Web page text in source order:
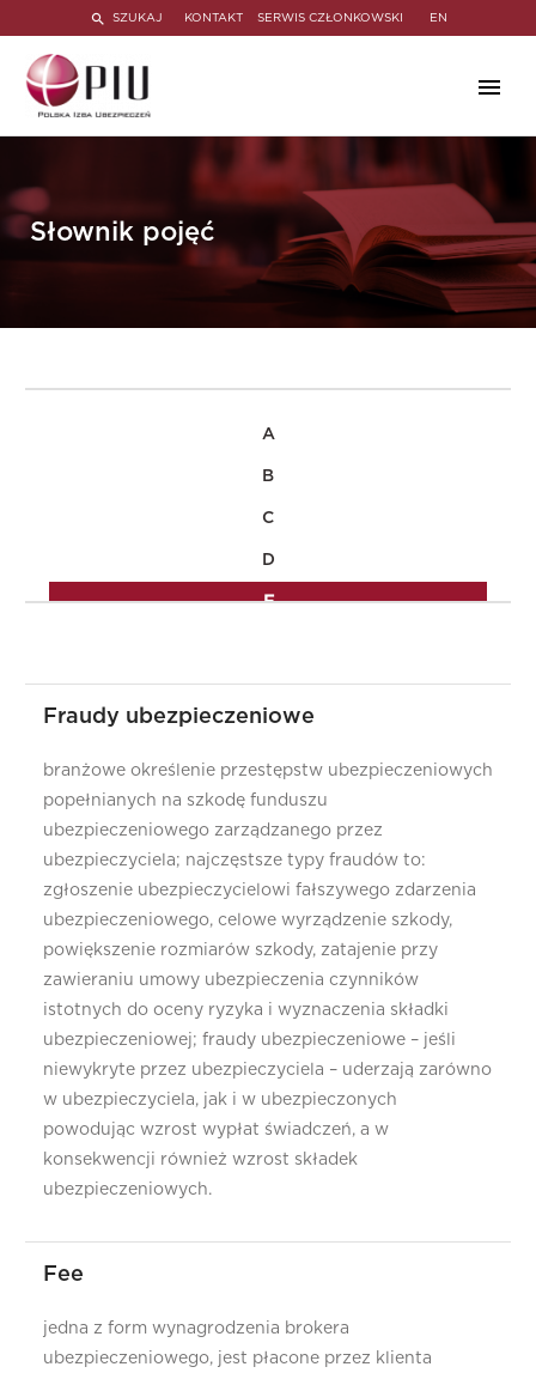
SZUKAJ KONTAKT SERWIS CZŁONKOWSKI EN
Słownik pojęć
A
B
C
D
F
K
L
M
O
P
S
U
W
Fraudy ubezpieczeniowe
branżowe określenie przestępstw ubezpieczeniowych
popełnianych na szkodę funduszu
ubezpieczeniowego zarządzanego przez
ubezpieczyciela; najczęstsze typy fraudów to:
zgłoszenie ubezpieczycielowi fałszywego zdarzenia
ubezpieczeniowego, celowe wyrządzenie szkody,
powiększenie rozmiarów szkody, zatajenie przy
zawieraniu umowy ubezpieczenia czynników
istotnych do oceny ryzyka i wyznaczenia składki
ubezpieczeniowej; fraudy ubezpieczeniowe – jeśli
niewykryte przez ubezpieczyciela – uderzają zarówno
w ubezpieczyciela, jak i w ubezpieczonych
powodując wzrost wypłat świadczeń, a w
konsekwencji również wzrost składek
ubezpieczeniowych.
Fee
jedna z form wynagrodzenia brokera
ubezpieczeniowego, jest płacone przez klienta